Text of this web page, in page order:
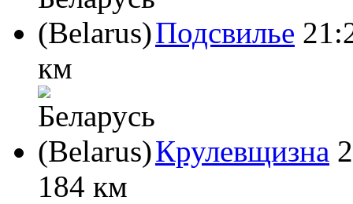
Подсвилье
км
Крулевщизна
184 км